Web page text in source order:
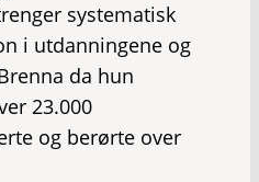
systematisk
i utdanningene og
da hun
23.000
og berørte over